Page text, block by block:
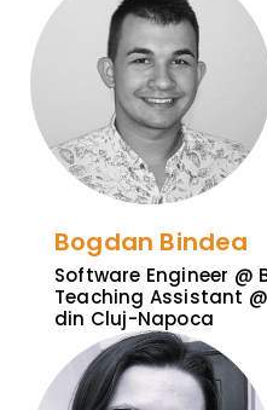
Bogdan Bindea
Software Engineer @
Teaching Assistant
din Cluj-Napoca